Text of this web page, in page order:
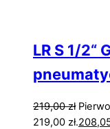
LR S 1/2“
219,00zł
219,00 zł.